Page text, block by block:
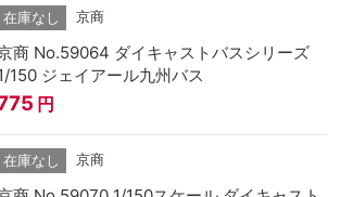
在庫なし 京商
ダイキャストバスシリーズ
150 ジェイアール九州バス
円
在庫なし 京商